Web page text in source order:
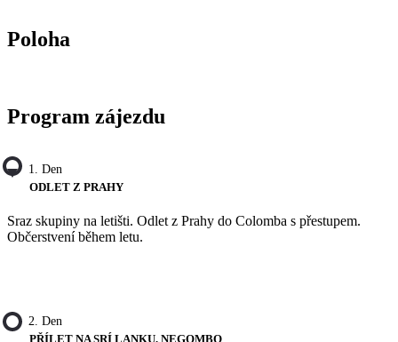
Poloha
Program zájezdu
1. Den
ODLET Z PRAHY
Sraz skupiny na letišti. Odlet z Prahy do Colomba s přestupem.
Občerstvení během letu.
2. Den
PŘÍLET NA SRÍ LANKU, NEGOMBO